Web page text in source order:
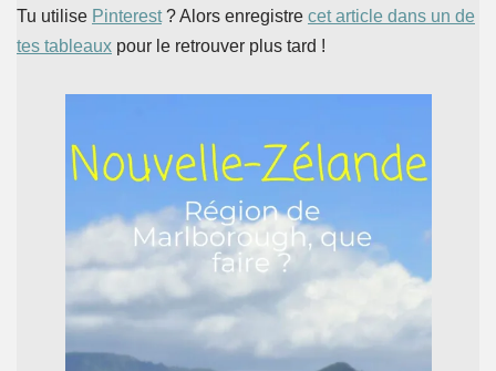
Tu utilise Pinterest? Alors enregistre cet article dans un de
tes tableaux pour le retrouver plus tard !